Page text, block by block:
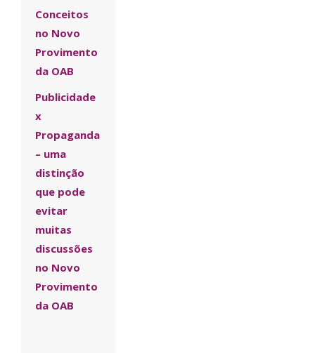
Conceitos
no Novo
Provimento
da OAB
Publicidade
x
Propaganda
– uma
distinção
que pode
evitar
muitas
discussões
no Novo
Provimento
da OAB